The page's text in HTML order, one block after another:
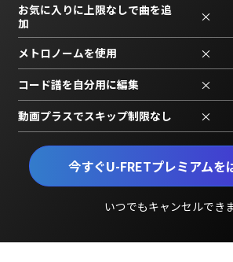
今すぐU-FRETプレミアムを
いつでもキャンセルでき
お気に入りに上限なしで曲を追
加
×
メトロノームを使用 ×
コード譜を自分用に編集 ×
動画プラスでスキップ制限なし ×